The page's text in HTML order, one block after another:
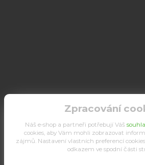
Zpracování
Náš e-shop a partneři potřebují Váš
cookies, aby Vám mohli zobrazovat
zájmů. Nastavení vlastních preferencí
odkazem ve spodní části